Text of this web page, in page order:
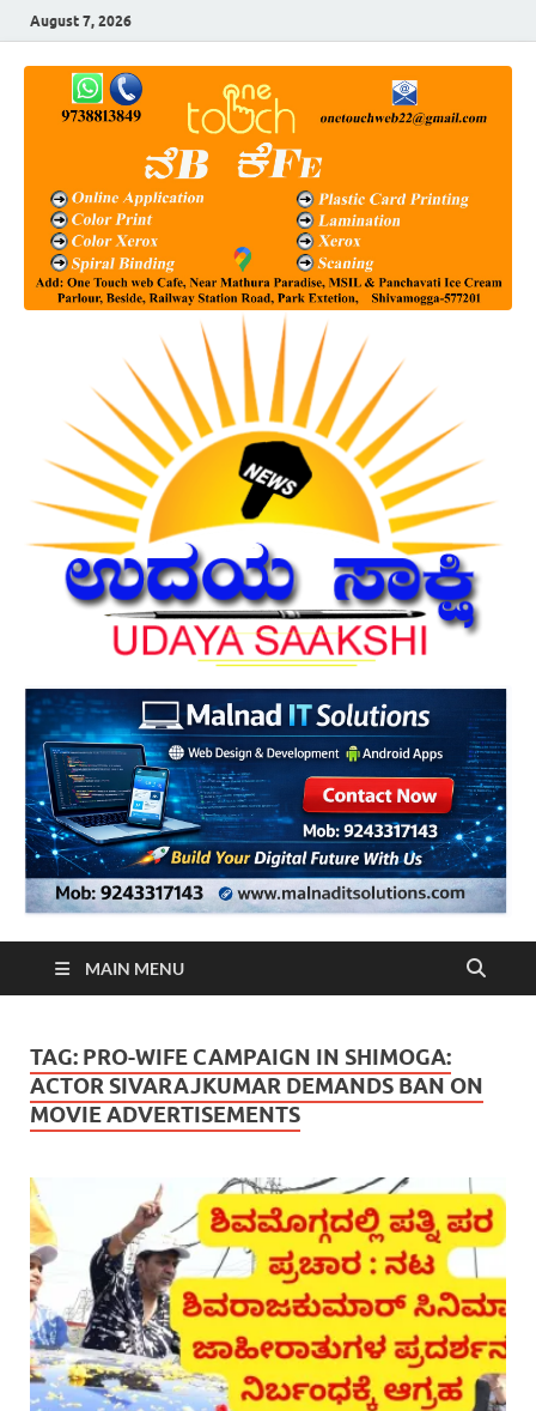
August 7, 2026
MAIN MENU
TAG: PRO-WIFE CAMPAIGN IN SHIMOGA:
ACTOR SIVARAJKUMAR DEMANDS BAN ON
MOVIE ADVERTISEMENTS